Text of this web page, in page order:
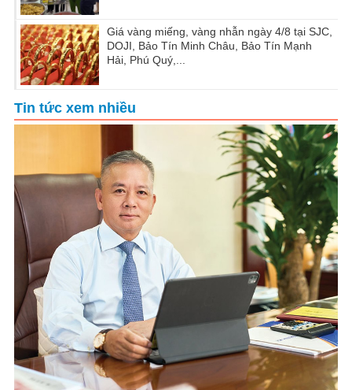
Giá vàng miếng, vàng nhẫn ngày 4/8 tại SJC,
DOJI, Bảo Tín Minh Châu, Bảo Tín Mạnh
Hải, Phú Quý,...
Tin tức xem nhiều